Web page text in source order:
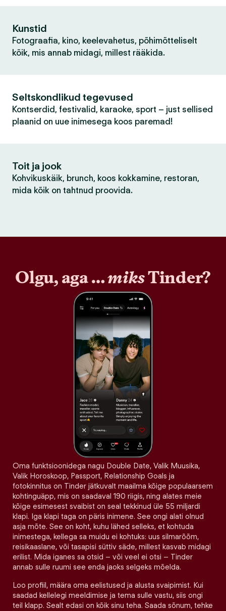
Kunstid
Fotograafia, kino, keelevahetus, põhimõtteliselt
kõik, mis annab midagi, millest rääkida.
Seltskondlikud tegevused
Kontserdid, festivalid, karaoke, sport – just sellised
plaanid on uue inimesega koos paremad!
Toit ja jook
Kohvikuskäik, brunch, koos kokkamine, restoran,
mida kõik on tahtnud proovida.
Olgu, aga …miksTinder?
Oma funktsioonidega nagu Double Date, Valik Muusika,
Valik Horoskoop, Passport, Relationship Goals ja
fotokinnitus on Tinder jätkuvalt maailma kõige populaarsem
kohtinguäpp, mis on saadaval 190 riigis, ning alates meie
kõige esimesest svaibist on seal tekkinud üle 55 miljardi
klapi. Iga klapi taga on päris inimene. See ongi alati olnud
asja mõte. See on koht, kuhu lähed selleks, et kohtuda
inimestega, kellega sa muidu ei kohtuks: uus silmarõõm,
reisikaaslane, või tasapisi süttiv säde, millest kasvab midagi
erilist. Mida iganes sa otsid – või veel ei otsi – Tinder
annab sulle ruumi see enda jaoks selgeks mõelda.
Loo profiil, määra oma eelistused ja alusta svaipimist. Kui
saadad kellelegi meeldimise ja tema sulle vastu, siis ongi
teil klapp. Sealt edasi on kõik sinu teha. Saada sõnum, tehke